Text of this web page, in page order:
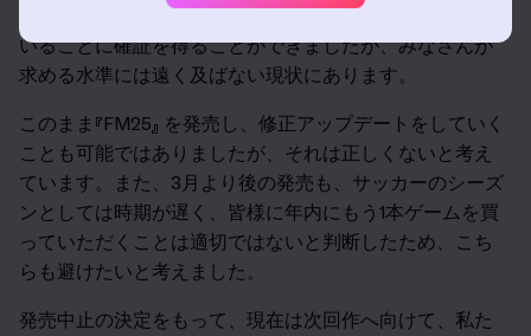
的な評価が実施され、ゲームの新たな方向性に近づいて
いることに確証を得ることができましたが、みなさんが
求める水準には遠く及ばない現状にあります。
このまま『FM25』 を発売し、修正アップデートをしていく
ことも可能ではありましたが、それは正しくないと考え
ています。また、3月より後の発売も、サッカーのシーズ
ンとしては時期が遅く、皆様に年内にもう1本ゲームを買
っていただくことは適切ではないと判断したため、こち
らも避けたいと考えました。
発売中止の決定をもって、現在は次回作へ向けて、私た